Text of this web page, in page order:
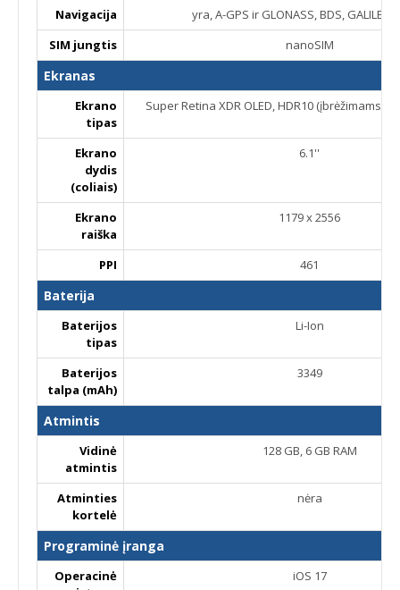
Navigacija
yra, A-GPS ir GLONASS, BDS, GALILEO,
SIM jungtis
nanoSIM
Ekranas
Ekrano
tipas
Super Retina XDR OLED, HDR10 (įbrėžimams
Ekrano
dydis
(coliais)
6.1''
Ekrano
raiška
1179 x 2556
PPI 461
Baterija
Baterijos
tipas
Li-Ion
Baterijos
talpa (mAh)
3349
Atmintis
Vidinė
atmintis
128 GB, 6 GB RAM
Atminties
kortelė
nėra
Programinė įranga
Operacinė
iOS 17